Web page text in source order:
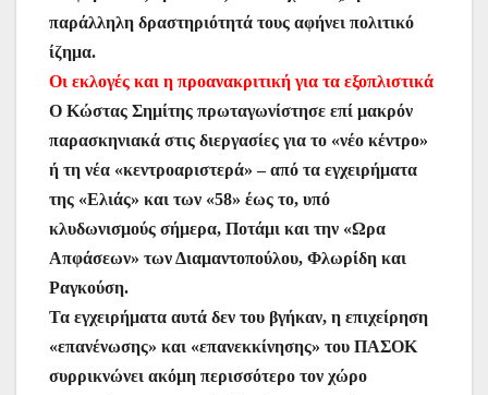
παράλληλη δραστηριότητά τους αφήνει πολιτικό
ίζημα.
Οι εκλογές και η προανακριτική για τα εξοπλιστικά
Ο Κώστας Σημίτης πρωταγωνίστησε επί μακρόν
παρασκηνιακά στις διεργασίες για το «νέο κέντρο»
ή τη νέα «κεντροαριστερά» – από τα εγχειρήματα
της «Ελιάς» και των «58» έως το, υπό
κλυδωνισμούς σήμερα, Ποτάμι και την «Ωρα
Απφάσεων» των Διαμαντοπούλου, Φλωρίδη και
Ραγκούση.
Τα εγχειρήματα αυτά δεν του βγήκαν, η επιχείρηση
«επανένωσης» και «επανεκκίνησης» του ΠΑΣΟΚ
συρρικνώνει ακόμη περισσότερο τον χώρο